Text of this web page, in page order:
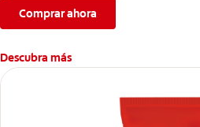
Comprar ahora
Descubra más